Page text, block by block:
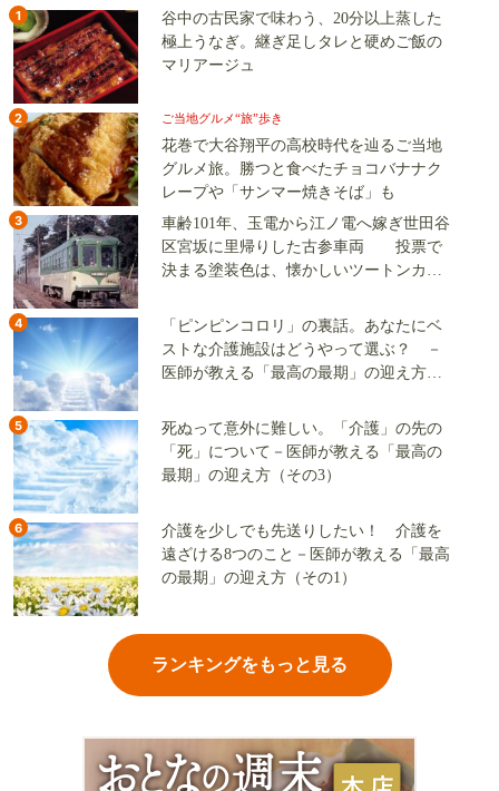
1
谷中の古民家で味わう、20分以上蒸した
極上うなぎ。継ぎ足しタレと硬めご飯の
マリアージュ
2 ご当地グルメ“旅”歩き
花巻で大谷翔平の高校時代を辿るご当地
グルメ旅。勝つと食べたチョコバナナク
レープや「サンマー焼きそば」も
3
車齢101年、玉電から江ノ電へ嫁ぎ世田谷
区宮坂に里帰りした古参車両 投票で
決まる塗装色は、懐かしいツートンカラ
4
「ピンピンコロリ」の裏話。あなたにベ
ストな介護施設はどうやって選ぶ？ －
医師が教える「最高の最期」の迎え方
5
死ぬって意外に難しい。「介護」の先の
「死」について－医師が教える「最高の
最期」の迎え方（その3）
6
介護を少しでも先送りしたい！ 介護を
遠ざける8つのこと－医師が教える「最高
の最期」の迎え方（その1）
ランキングをもっと見る